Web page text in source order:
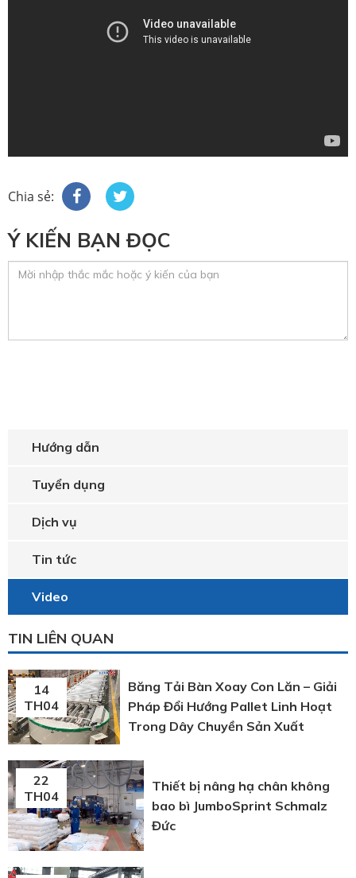
Chia sẻ:
Ý KIẾN BẠN ĐỌC
Hướng dẫn
Tuyển dụng
Dịch vụ
Tin tức
Video
TIN LIÊN QUAN
14
TH04
Băng Tải Bàn Xoay Con Lăn – Giải
Pháp Đổi Hướng Pallet Linh Hoạt
Trong Dây Chuyền Sản Xuất
22
TH04
Thiết bị nâng hạ chân không
bao bì JumboSprint Schmalz
Đức